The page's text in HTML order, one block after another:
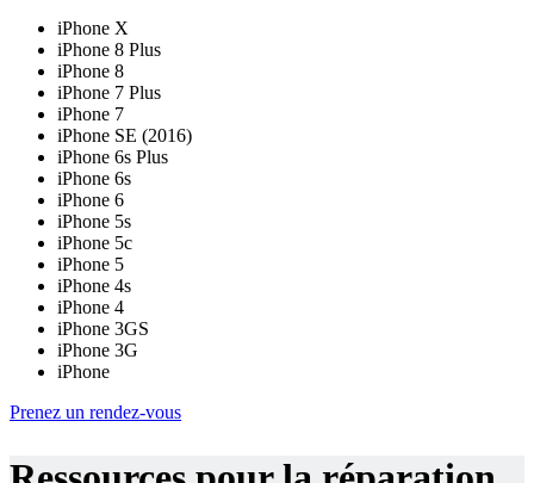
iPhone X
iPhone 8 Plus
iPhone 8
iPhone 7 Plus
iPhone 7
iPhone SE (2016)
iPhone 6s Plus
iPhone 6s
iPhone 6
iPhone 5s
iPhone 5c
iPhone 5
iPhone 4s
iPhone 4
iPhone 3GS
iPhone 3G
iPhone
Prenez un rendez-vous